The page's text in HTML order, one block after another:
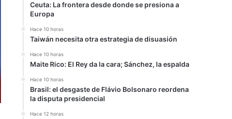
Ceuta: La frontera desde donde se presiona a
Europa
Hace 10 horas
Taiwán necesita otra estrategia de disuasión
Hace 10 horas
Maite Rico: El Rey da la cara; Sánchez, la espalda
Hace 10 horas
Brasil: el desgaste de Flávio Bolsonaro reordena
la disputa presidencial
Hace 12 horas